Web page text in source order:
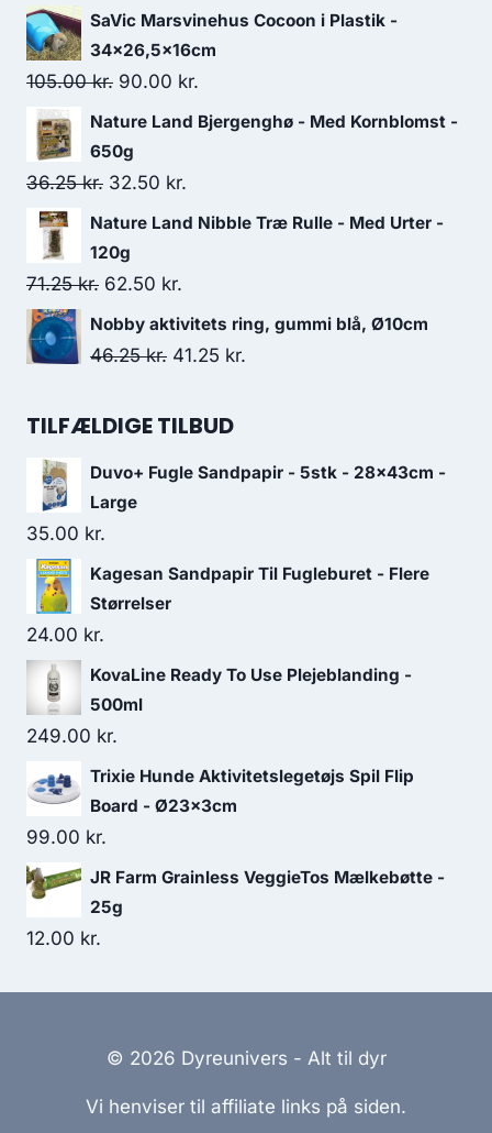
oprindelige
pris
var:
72.50 kr..
aktuelle
pris
er:
63.75 kr..
SaVic Marsvinehus Cocoon i Plastik -
34x26,5x16cm
105.00kr. Den
oprindelige
pris
var:
105.00 kr..
90.00 kr.
aktuelle
90.00 kr..
Nature Land Bjergenghø - Med Kornblomst -
650g
36.25kr. Den
oprindelige
pris
var:
36.25 kr..
32.50 kr.
aktuelle
32.50 kr..
Nature Land Nibble Træ Rulle - Med Urter -
120g
71.25kr. Den
oprindelige
pris
71.25 kr..
62.50 kr.
aktuelle
pris
62.50 kr..
Nobby aktivitets ring, gummi blå, Ø10cm
46.25kr. Den
pris
46.25 kr..
41.25 kr.
41.25 kr..
TILFÆLDIGE TILBUD
Duvo+ Fugle Sandpapir - 5stk - 28x43cm -
Large
35.00 kr.
Kagesan Sandpapir Til Fugleburet - Flere
Størrelser
24.00 kr.
KovaLine Ready To Use Plejeblanding -
500ml
249.00 kr.
Trixie Hunde Aktivitetslegetøjs Spil Flip
Board - Ø23x3cm
99.00 kr.
JR Farm Grainless VeggieTos Mælkebøtte -
25g
12.00 kr.
© 2026 Dyreunivers - Alt til dyr
Vi henviser til affiliate links på siden.